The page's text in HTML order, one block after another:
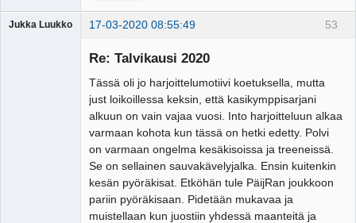
53
Jukka Luukko 17-03-2020 08:55:49
Re: Talvikausi 2020
Tässä oli jo harjoittelumotiivi koetuksella, mutta
just loikoillessa keksin, että kasikymppisarjani
alkuun on vain vajaa vuosi. Into harjoitteluun alkaa
varmaan kohota kun tässä on hetki edetty. Polvi
on varmaan ongelma kesäkisoissa ja treeneissä.
Se on sellainen sauvakävelyjalka. Ensin kuitenkin
kesän pyöräkisat. Etköhän tule PäijRan joukkoon
pariin pyöräkisaan. Pidetään mukavaa ja
muistellaan kun juostiin yhdessä maanteitä ja